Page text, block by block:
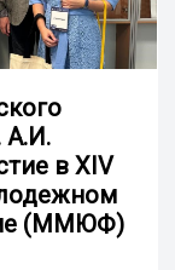
А.И.
в XIV
(ММЮФ)